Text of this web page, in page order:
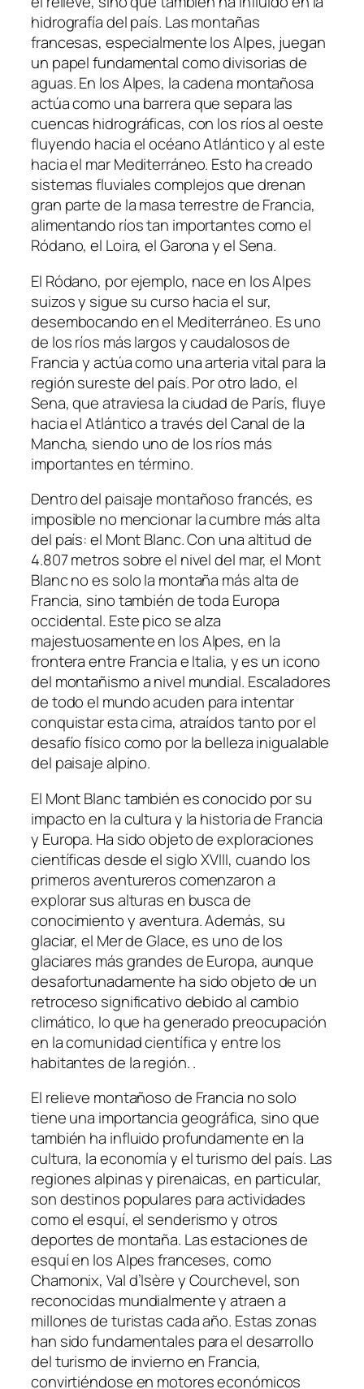
hidrografía del país. Las montañas
francesas, especialmente los Alpes, juegan
un papel fundamental como divisorias de
aguas. En los Alpes, la cadena montañosa
actúa como una barrera que separa las
cuencas hidrográficas, con los ríos al oeste
fluyendo hacia el océano Atlántico y al este
hacia el mar Mediterráneo. Esto ha creado
sistemas fluviales complejos que drenan
gran parte de la masa terrestre de Francia,
alimentando ríos tan importantes como el
Ródano, el Loira, el Garona y el Sena.
El Ródano, por ejemplo, nace en los Alpes
suizos y sigue su curso hacia el sur,
desembocando en el Mediterráneo. Es uno
de los ríos más largos y caudalosos de
Francia y actúa como una arteria vital para la
región sureste del país. Por otro lado, el
Sena, que atraviesa la ciudad de París, fluye
hacia el Atlántico a través del Canal de la
Mancha, siendo uno de los ríos más
importantes en término.
Dentro del paisaje montañoso francés, es
imposible no mencionar la cumbre más alta
del país: el Mont Blanc. Con una altitud de
4.807 metros sobre el nivel del mar, el Mont
Blanc no es solo la montaña más alta de
Francia, sino también de toda Europa
occidental. Este pico se alza
majestuosamente en los Alpes, en la
frontera entre Francia e Italia, y es un icono
del montañismo a nivel mundial. Escaladores
de todo el mundo acuden para intentar
conquistar esta cima, atraídos tanto por el
desafío físico como por la belleza inigualable
del paisaje alpino.
El Mont Blanc también es conocido por su
impacto en la cultura y la historia de Francia
y Europa. Ha sido objeto de exploraciones
científicas desde el siglo XVIII, cuando los
primeros aventureros comenzaron a
explorar sus alturas en busca de
conocimiento y aventura. Además, su
glaciar, el Mer de Glace, es uno de los
glaciares más grandes de Europa, aunque
desafortunadamente ha sido objeto de un
retroceso significativo debido al cambio
climático, lo que ha generado preocupación
en la comunidad científica y entre los
habitantes de la región. .
El relieve montañoso de Francia no solo
tiene una importancia geográfica, sino que
también ha influido profundamente en la
cultura, la economía y el turismo del país. Las
regiones alpinas y pirenaicas, en particular,
son destinos populares para actividades
como el esquí, el senderismo y otros
deportes de montaña. Las estaciones de
esquí en los Alpes franceses, como
Chamonix, Val d’Isère y Courchevel, son
reconocidas mundialmente y atraen a
millones de turistas cada año. Estas zonas
han sido fundamentales para el desarrollo
del turismo de invierno en Francia,
convirtiéndose en motores económicos